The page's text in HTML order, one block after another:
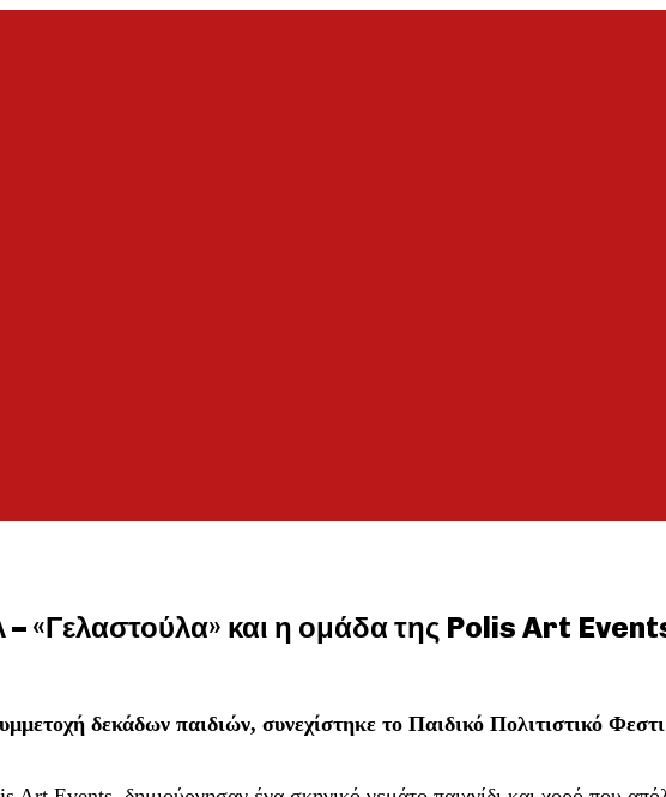
– «Γελαστούλα» και η ομάδα της Polis Art
δεκάδων παιδιών, συνεχίστηκε το Παιδικό Πολιτιστικό